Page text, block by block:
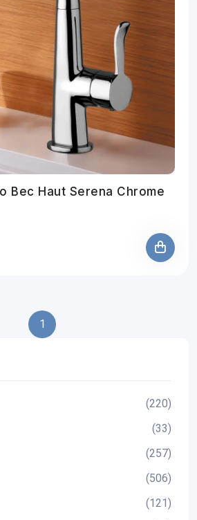
(220)
(33)
(257)
(506)
(121)
Bec Haut Serena Chrome
1